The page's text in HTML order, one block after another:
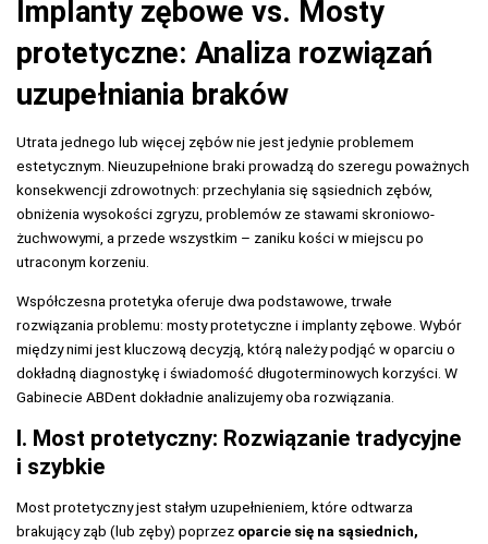
Implanty zębowe vs. Mosty
protetyczne: Analiza rozwiązań
uzupełniania braków
Utrata jednego lub więcej zębów nie jest jedynie problemem
estetycznym. Nieuzupełnione braki prowadzą do szeregu poważnych
konsekwencji zdrowotnych: przechylania się sąsiednich zębów,
obniżenia wysokości zgryzu, problemów ze stawami skroniowo-
żuchwowymi, a przede wszystkim – zaniku kości w miejscu po
utraconym korzeniu.
Współczesna protetyka oferuje dwa podstawowe, trwałe
rozwiązania problemu: mosty protetyczne i implanty zębowe. Wybór
między nimi jest kluczową decyzją, którą należy podjąć w oparciu o
dokładną diagnostykę i świadomość długoterminowych korzyści. W
Gabinecie ABDent dokładnie analizujemy oba rozwiązania.
I. Most protetyczny: Rozwiązanie tradycyjne
i szybkie
Most protetyczny jest stałym uzupełnieniem, które odtwarza
brakujący ząb (lub zęby) poprzez oparcie się na sąsiednich,